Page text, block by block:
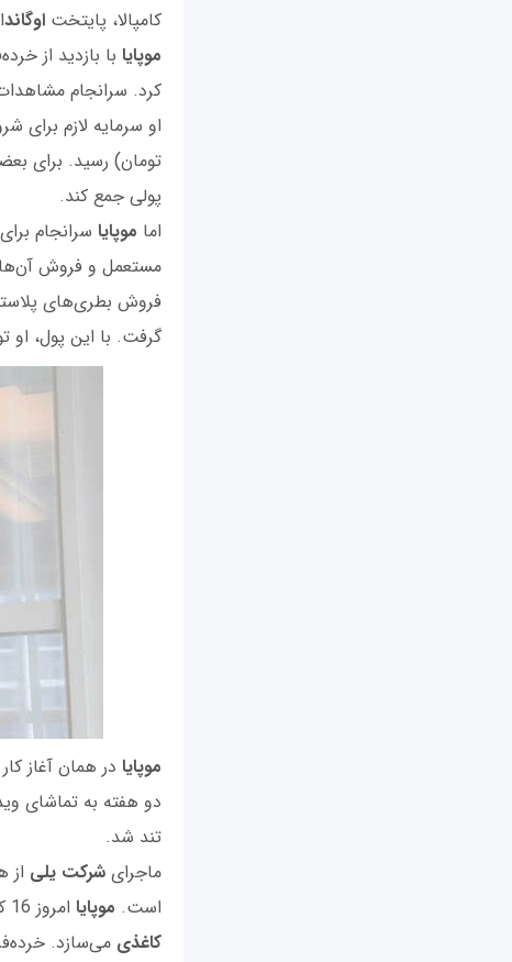
کامپالا، پایتخت اوگاند
موپایا با بازدید از
کرد. سرانجام
او سرمایه لازم برای
تومان) رسید. برای
پولی جمع کند.
اما موپایا سرانجام برای
مستعمل و فروش آن‌ها
فروش بطری‌های
گرفت. با این پول، او
موپایا در همان آغاز
دو هفته به تماشای
تند شد.
ماجرای شرکت یلی
است. موپایا امروز 16 کارگر دارد که در تولید پاکت کمکش می‌کنند.
کاغذی می‌سازد.